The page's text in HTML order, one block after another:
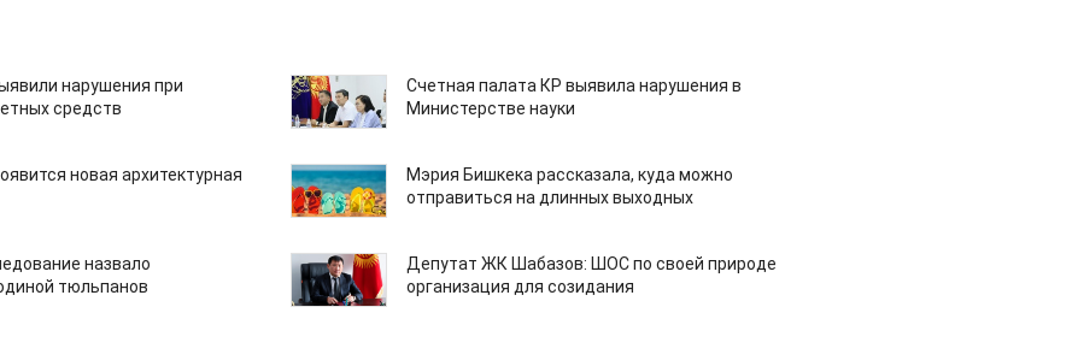
нарушения при
средств
Счетная палата КР выявила нарушения в
Министерстве науки
новая архитектурная
Мэрия Бишкека рассказала, куда можно
отправиться на длинных выходных
назвало
тюльпанов
Депутат ЖК Шабазов: ШОС по своей природе
организация для созидания